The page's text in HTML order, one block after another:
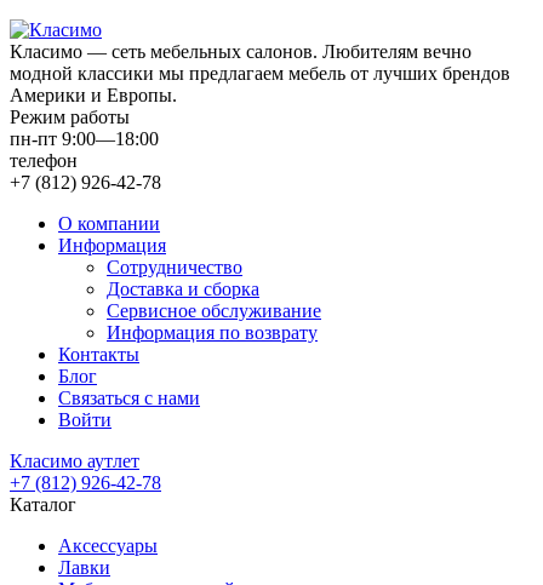
Класимо — cеть мебельных салонов. Любителям вечно
модной классики мы предлагаем мебель от лучших брендов
Америки и Европы.
Режим работы
пн-пт 9:00—18:00
телефон
+7 (812) 926-42-78
О компании
Информация
Сотрудничество
Доставка и сборка
Сервисное обслуживание
Информация по возврату
Контакты
Блог
Связаться с нами
Войти
Класимо аутлет
+7 (812) 926-42-78
Каталог
Аксессуары
Лавки